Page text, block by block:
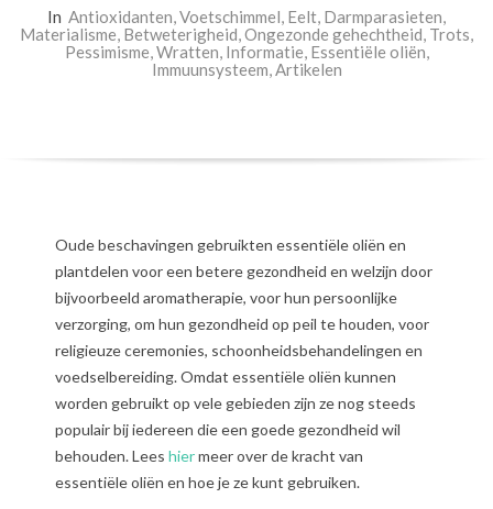
In Antioxidanten,Voetschimmel, Eelt, Darmparasieten,
Materialisme, Betweterigheid,Ongezonde gehechtheid, Trots,
Pessimisme,Wratten, Informatie, Essentiële oliën,
Immuunsysteem,Artikelen
Oude beschavingen gebruikten essentiële oliën en
plantdelen voor een betere gezondheid en welzijn door
bijvoorbeeld aromatherapie, voor hun persoonlijke
verzorging, om hun gezondheid op peil te houden, voor
religieuze ceremonies, schoonheidsbehandelingen en
voedselbereiding. Omdat essentiële oliën kunnen
worden gebruikt op vele gebieden zijn ze nog steeds
populair bij iedereen die een goede gezondheid wil
behouden. Lees hiermeer over de kracht van
essentiële oliën en hoe je ze kunt gebruiken.